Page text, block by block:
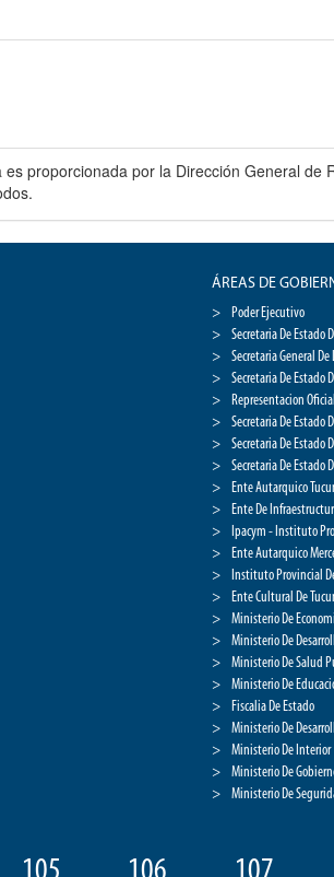
proporcionada por la Dirección General de
ÁREAS DE
Poder Ejecutivo
Secretaria De Estado
Secretaria General De
Secretaria De Estado
Representacion
Secretaria De Estado
Secretaria De Estado
Secretaria De Estado
Ente Autarquico
Ente De
Ipacym - Instituto
Ente Autarquico
Instituto Provincial
Ente Cultural De
Ministerio De
Ministerio De
Ministerio De Salud
Ministerio De
Fiscalia De Estado
Ministerio De
Ministerio De Interior
Ministerio De
Ministerio De